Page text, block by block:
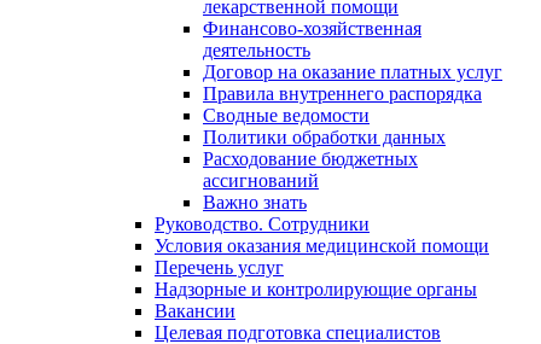
лекарственной помощи
Финансово-хозяйственная
деятельность
Договор на оказание платных услуг
Правила внутреннего распорядка
Сводные ведомости
Политики обработки данных
Расходование бюджетных
ассигнований
Важно знать
Руководство. Сотрудники
Условия оказания медицинской помощи
Перечень услуг
Надзорные и контролирующие органы
Вакансии
Целевая подготовка специалистов